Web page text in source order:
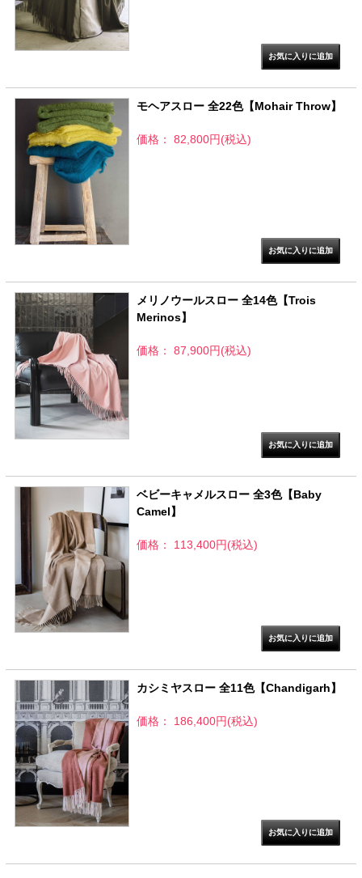
モヘアスロー 全22色【Mohair Throw】
価格： 82,800円(税込)
メリノウールスロー 全14色【Trois
Merinos】
価格： 87,900円(税込)
ベビーキャメルスロー 全3色【Baby
Camel】
価格： 113,400円(税込)
カシミヤスロー 全11色【Chandigarh】
価格： 186,400円(税込)